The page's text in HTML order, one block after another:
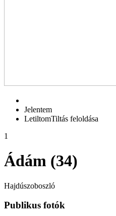
Jelentem
LetiltomTiltás feloldása
1
Ádám (34)
Hajdúszoboszló
Publikus fotók